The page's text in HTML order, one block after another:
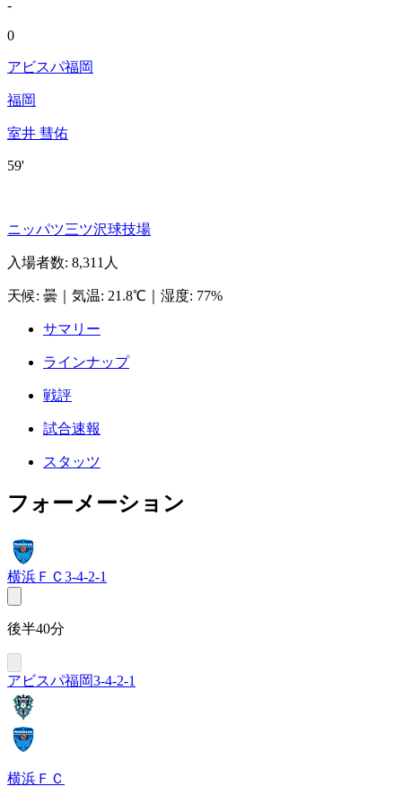
-
0
アビスパ福岡
福岡
室井 彗佑
59'
ニッパツ三ツ沢球技場
入場者数: 8,311人
天候: 曇 気温: 21.8℃ 湿度: 77%
サマリー
ラインナップ
戦評
試合速報
スタッツ
フォーメーション
横浜ＦＣ 3-4-2-1
後半40分
アビスパ福岡3-4-2-1
横浜ＦＣ